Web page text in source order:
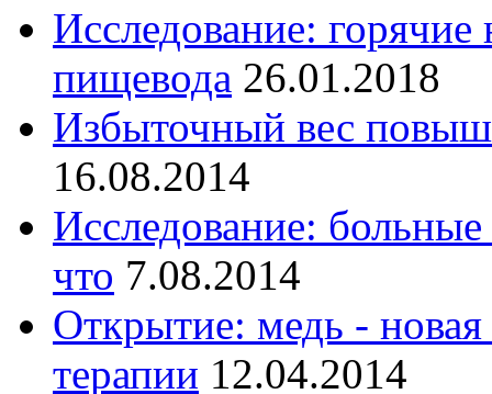
Исследование: горячие
пищевода 26.01.2018
Избыточный вес
16.08.2014
Исследование:
что 7.08.2014
Открытие: медь -
терапии 12.04.2014